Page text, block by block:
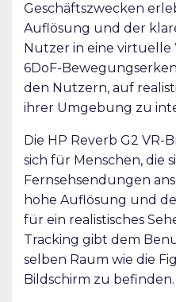
Geschäftszwecken
Auflösung und der
Nutzer in eine virtuelle
6DoF-
den Nutzern, auf
ihrer Umgebung zu
Die HP Reverb G2 VR-
sich für Menschen, die
Fernsehsendungen
hohe Auflösung und
für ein realistisches
Tracking gibt dem
selben Raum wie die
Bildschirm zu befinden.